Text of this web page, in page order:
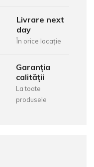
Livrare next
day
În orice locație
Garanția
calității
La toate
produsele